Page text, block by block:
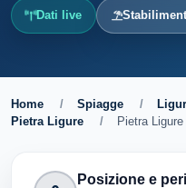
Dati live
Home / Spiagge /
Pietra Ligure
/ Pietra Ligure
Posizione e